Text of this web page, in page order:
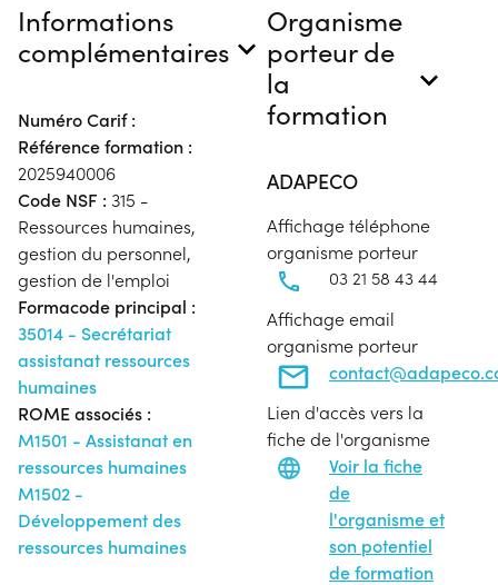
Informations
complémentaires
Numéro Carif :
Référence formation :
2025940006
Code NSF : 315 -
Ressources humaines,
gestion du personnel,
gestion de l'emploi
Formacode principal :
35014 - Secrétariat
assistanat ressources
humaines
ROME associés :
M1501 - Assistanat en
ressources humaines
M1502 -
Développement des
ressources humaines
Organisme
porteur de
la
formation
ADAPECO
Affichage téléphone
organisme porteur
03 21 58 43 44
Affichage email
organisme porteur
Lien d'accès vers la
fiche de l'organisme
Voir la fiche
de
l'organisme et
son potentiel
de formation